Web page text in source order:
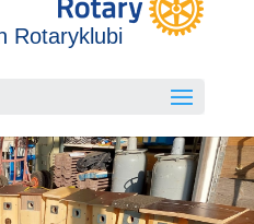
Rotaryklubi